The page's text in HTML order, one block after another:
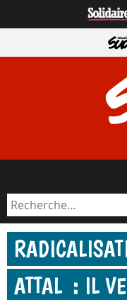
directement
contenu
ATTAL : IL